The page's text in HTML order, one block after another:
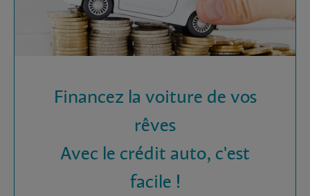
Financez la voiture de vos
rêves
Avec le crédit auto, c'est
facile !